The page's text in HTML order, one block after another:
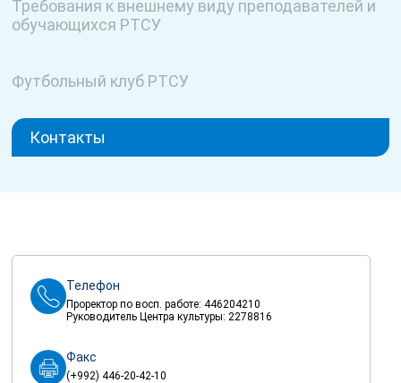
Требования к внешнему виду преподавателей и
обучающихся РТСУ
Футбольный клуб РТСУ
Контакты
Телефон
Проректор по восп. работе: 446204210
Руководитель Центра культуры: 2278816
Факс
(+992) 446-20-42-10